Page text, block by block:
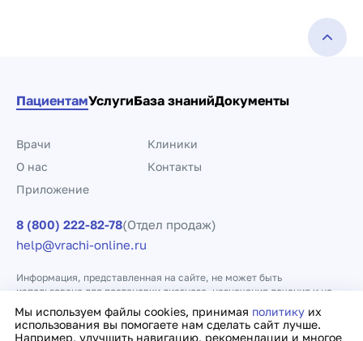
Мы используем файлы cookies, принимая политику их
использования вы помогаете нам сделать сайт лучше.
Например, улучшить навигацию, рекомендации и многое
ПациентамУслугиБаза знанийДокументы
Врачи
Клиники
О нас
Контакты
Приложение
8 (800) 222-82-78(Отдел продаж)
help@vrachi-online.ru
Информация, представленная на сайте, не может быть
использована для постановки диагноза, назначения лечения и не
заменяет прием врача.